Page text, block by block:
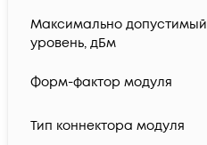
Максимально допустимый
уровень, дБм
Форм-фактор модуля
Тип коннектора модуля